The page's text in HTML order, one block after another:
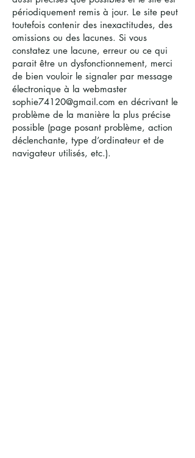
périodiquement remis à jour. Le site peut
toutefois contenir des inexactitudes, des
omissions ou des lacunes. Si vous
constatez une lacune, erreur ou ce qui
parait être un dysfonctionnement, merci
de bien vouloir le signaler par message
électronique à la webmaster
sophie74120@gmail.com en décrivant le
problème de la manière la plus précise
possible (page posant problème, action
déclenchante, type d’ordinateur et de
navigateur utilisés, etc.).